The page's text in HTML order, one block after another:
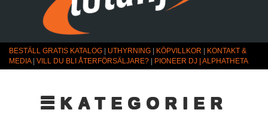
BESTÄLL GRATIS KATALOG UTHYRNING KÖPVILLKOR
KONTAKT &
MEDIA| VILL DU BLI ÅTERFÖRSÄLJARE? PIONEER DJ | ALPHATHETA
☰KATEGORIER